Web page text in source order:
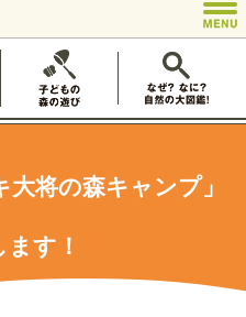
将の森キャンプ」
す！